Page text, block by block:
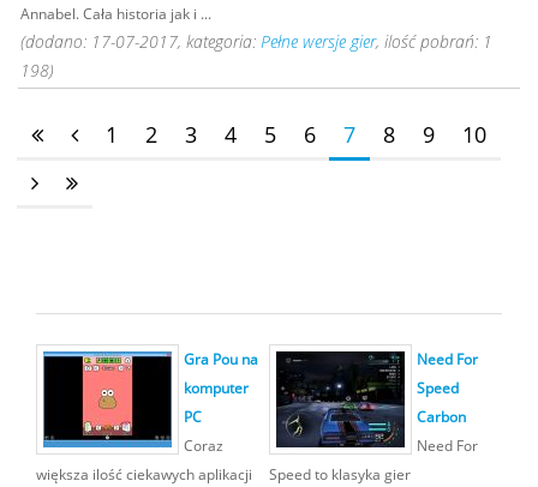
Annabel. Cała historia jak i ...
(dodano: 17-07-2017, kategoria: Pełne wersje gier, ilość pobrań: 1
198)
1 2 3 4 5 6 7 8 9 10
Gra Pou na
komputer
PC
Coraz
większa ilość ciekawych aplikacji
Need For
Speed
Carbon
Need For
Speed to klasyka gier